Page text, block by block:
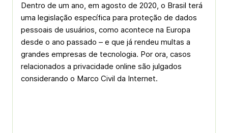
Dentro de um ano, em agosto de 2020, o Brasil terá
uma legislação específica para proteção de dados
pessoais de usuários, como acontece na Europa
desde o ano passado – e que já rendeu multas a
grandes empresas de tecnologia. Por ora, casos
relacionados a privacidade online são julgados
considerando o Marco Civil da Internet.